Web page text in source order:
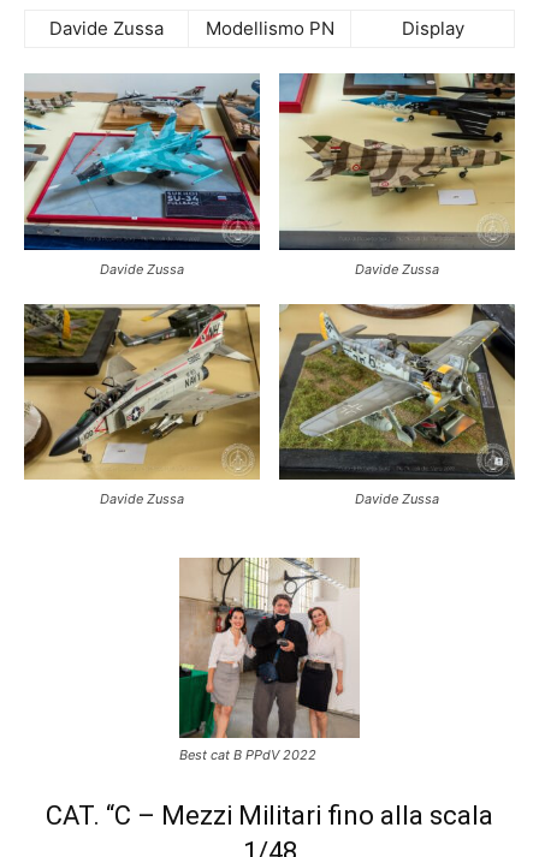
Davide Zussa Modellismo PN Display
Davide Zussa Davide Zussa
Davide Zussa Davide Zussa
Best cat B PPdV 2022
CAT. “C – Mezzi Militari fino alla scala